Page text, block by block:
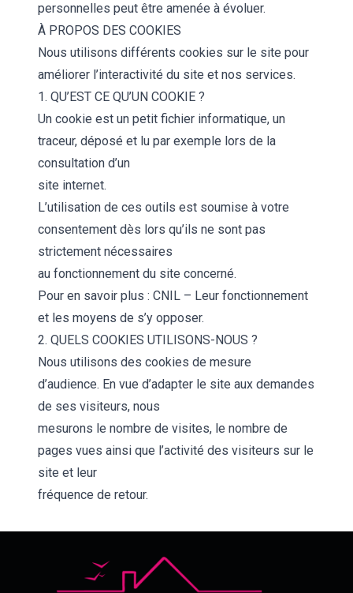
personnelles peut être amenée à évoluer.
À PROPOS DES COOKIES
Nous utilisons différents cookies sur le site pour
améliorer l’interactivité du site et nos services.
1. QU’EST CE QU’UN COOKIE ?
Un cookie est un petit fichier informatique, un
traceur, déposé et lu par exemple lors de la
consultation d’un
site internet.
L’utilisation de ces outils est soumise à votre
consentement dès lors qu’ils ne sont pas
strictement nécessaires
au fonctionnement du site concerné.
Pour en savoir plus : CNIL – Leur fonctionnement
et les moyens de s’y opposer.
2. QUELS COOKIES UTILISONS-NOUS ?
Nous utilisons des cookies de mesure
d’audience. En vue d’adapter le site aux demandes
de ses visiteurs, nous
mesurons le nombre de visites, le nombre de
pages vues ainsi que l’activité des visiteurs sur le
site et leur
fréquence de retour.